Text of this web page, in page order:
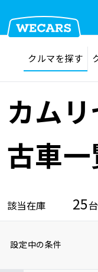
在庫検索
クルマを
クルマを探す
カム
古車
該当在庫 25台
設定中の条件